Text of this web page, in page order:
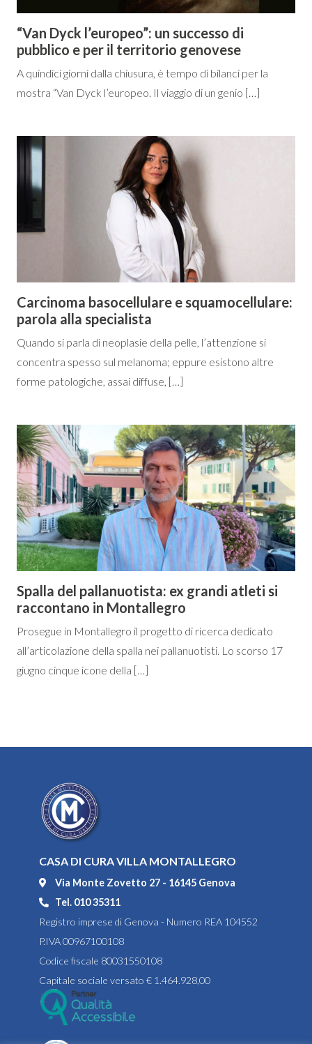
“Van Dyck l’europeo”: un successo di
pubblico e per il territorio genovese
A quindici giorni dalla chiusura, è tempo di bilanci per la
mostra “Van Dyck l’europeo. Il viaggio di un genio […]
Carcinoma basocellulare e squamocellulare:
parola alla specialista
Quando si parla di neoplasie della pelle, l’attenzione si
concentra spesso sul melanoma; eppure esistono altre
forme patologiche, assai diffuse, […]
Spalla del pallanuotista: ex grandi atleti si
raccontano in Montallegro
Prosegue in Montallegro il progetto di ricerca dedicato
all’articolazione della spalla nei pallanuotisti. Lo scorso 17
giugno cinque icone della […]
CASA DI CURA VILLA MONTALLEGRO
Via Monte Zovetto 27 - 16145 Genova
Tel. 010 35311
Registro imprese di Genova - Numero REA 104552
P.IVA 00967100108
Codice fiscale 80031550108
Capitale sociale versato € 1.464.928,00